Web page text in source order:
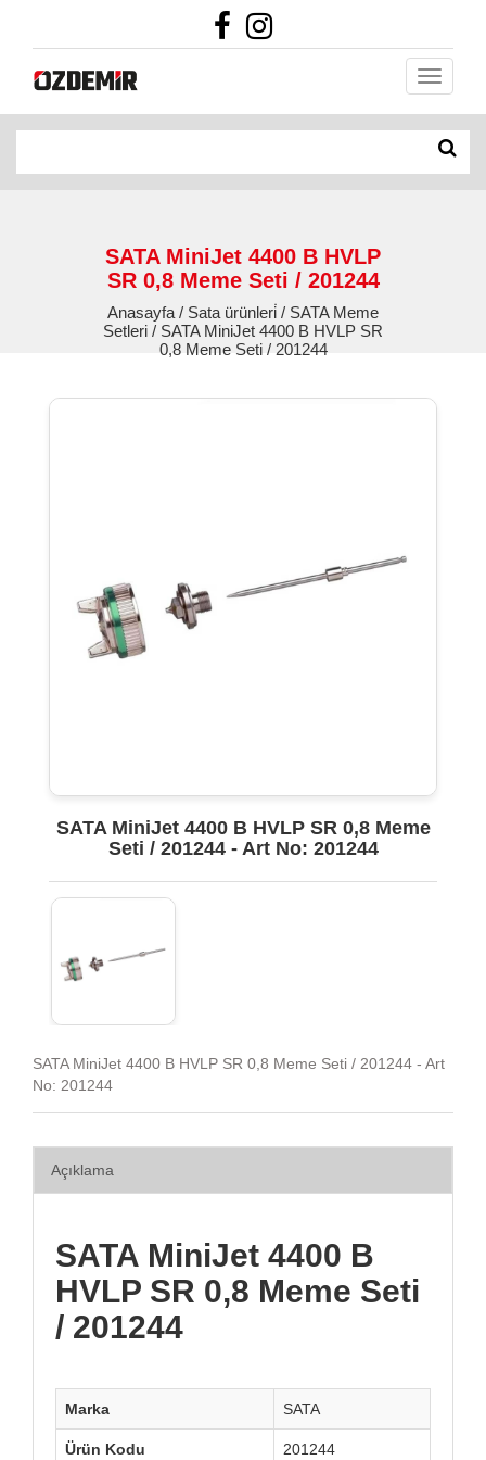
SATA MiniJet 4400 B HVLP
SR 0,8 Meme Seti / 201244
Anasayfa / Sata ürünleri̇ / SATA Meme
Setleri / SATA MiniJet 4400 B HVLP SR
0,8 Meme Seti / 201244
SATA MiniJet 4400 B HVLP SR 0,8 Meme
Seti / 201244 - Art No: 201244
SATA MiniJet 4400 B HVLP SR 0,8 Meme Seti / 201244 - Art
No: 201244
Açıklama
SATA MiniJet 4400 B
HVLP SR 0,8 Meme Seti
/ 201244
Marka SATA
Ürün Kodu 201244